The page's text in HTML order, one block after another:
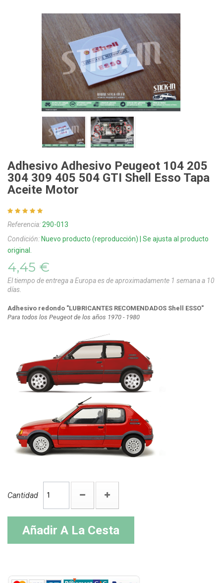
Adhesivo Adhesivo Peugeot 104 205
304 309 405 504 GTI Shell Esso Tapa
Aceite Motor
Referencia: 290-013
Condición: Nuevo producto (reproducción) | Se ajusta al producto
original.
4,45 €
El tiempo de entrega a Europa es de aproximadamente 1 semana a 10
días.
Adhesivo redondo "LUBRICANTES RECOMENDADOS Shell ESSO"
Para todos los Peugeot de los años 1970 - 1980
Cantidad
Añadir A La Cesta